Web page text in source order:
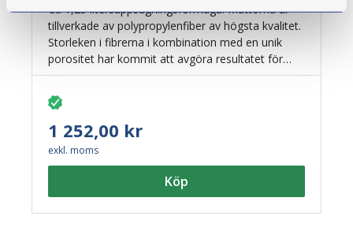
Ca 1,25 litersuppsugningsförmåga. Mattorna är
tillverkade av polypropylenfiber av högsta kvalitet.
Storleken i fibrerna i kombination med en unik
porositet har kommit att avgöra resultatet för
mattans uppsugningsförmåga. En annan unik
egenskap som finns hos polypropylen är att den
är svår att antända. Dessa ark är anpassade för
att suga upp kemikalier, olja, vatten, bensin och
skärvätskor mm.
1 252,00 kr
exkl. moms
Köp